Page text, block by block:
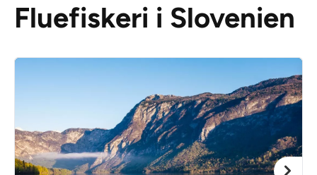
Fluefiskeri i Slovenien